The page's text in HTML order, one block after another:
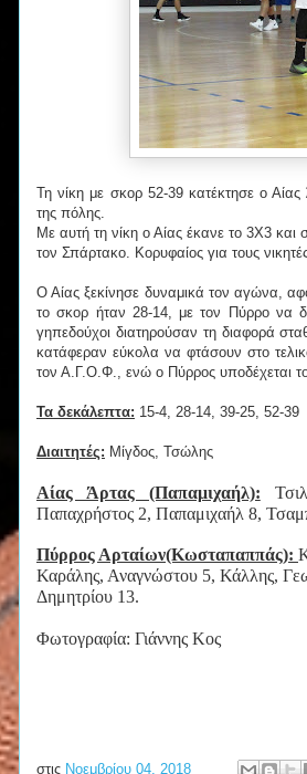
Τη νίκη με σκορ 52-39 κατέκτησε ο
της πόλης.
Με αυτή τη νίκη ο Αίας έκανε το 3X3 και
τον Σπάρτακο. Κορυφαίος για τους
Ο Αίας ξεκίνησε δυναμικά τον αγώνα,
το σκορ ήταν 28-14, με τον Πύρρο να
γηπεδούχοι διατηρούσαν τη διαφορά
κατάφεραν εύκολα να φτάσουν στο
τον Α.Γ.Ο.Φ., ενώ ο Πύρρος υποδέχεται
Τα δεκάλεπτα: 15-4, 28-14, 39-25, 52-39
Διαιτητές: Μίγδος, Τσώλης
Αίας Άρτας (Παπαμιχαήλ):
Παπαχρήστος 2, Παπαμιχαήλ 8,
Πύρρος Αρταίων(Κωσταπαππάς):
Καράλης, Αναγνώστου 5, Κάλλης,
Δημητρίου 13.
Φωτογραφία: Γιάννης Κος
στις Νοεμβρίου 04, 2018